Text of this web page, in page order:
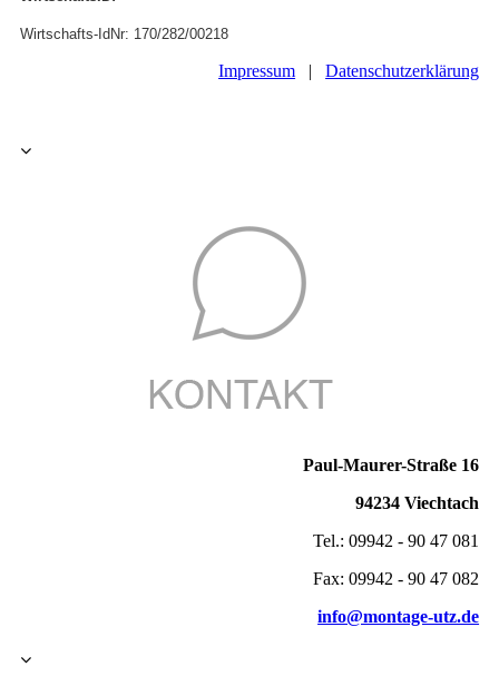
Wirtschafts-IdNr: 170/282/00218
Impressum |Datenschutzerklärung
Paul-Maurer-Straße 16
94234 Viechtach
Tel.: 09942 - 90 47 081
Fax: 09942 - 90 47 082
info@montage-utz.de